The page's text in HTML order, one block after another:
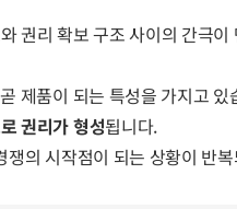
권리 확보 구조 사이의 간극이
제품이 되는 특성을 가지고 있
권리가 형성됩니다.
의 시작점이 되는 상황이 반